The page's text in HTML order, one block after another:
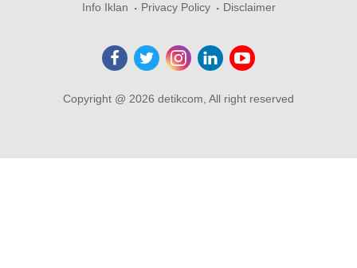
Info Iklan
Privacy Policy Disclaimer
Copyright @ 2026 detikcom, All right reserved